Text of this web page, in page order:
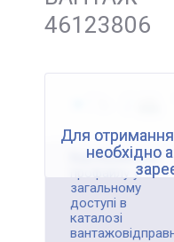
46123806
Для отримання
необхідно
Відображення
профайлу у
загальному
доступі в
каталозі